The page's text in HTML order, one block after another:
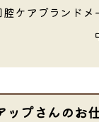
ケアブランド
ップさんのお